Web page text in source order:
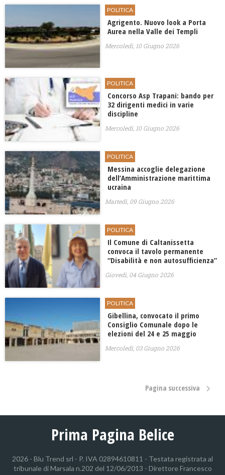
POLITICA
Agrigento. Nuovo look a Porta
Aurea nella Valle dei Templi
Mercoledì, 10 Giugno 2026
POLITICA
Concorso Asp Trapani: bando per
32 dirigenti medici in varie
discipline
Mercoledì, 10 Giugno 2026
POLITICA
Messina accoglie delegazione
dell’Amministrazione marittima
ucraina
Martedì, 09 Giugno 2026
POLITICA
Il Comune di Caltanissetta
convoca il tavolo permanente
“Disabilità e non autosufficienza”
Giovedì, 04 Giugno 2026
POLITICA
Gibellina, convocato il primo
Consiglio Comunale dopo le
elezioni del 24 e 25 maggio
Mercoledì, 03 Giugno 2026
Pagina successiva
Prima Pagina Belice
2026 - Blu Trend srl - P. IVA 02894610811 - Testata registrata al
tribunale di Marsala n.202 del 12/06/2013 - Direttore Francesco